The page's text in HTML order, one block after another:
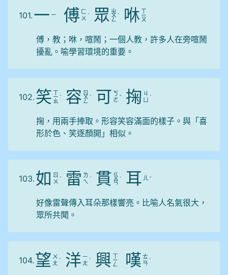
101. 一 ㄧ 傅 ㄈ
ㄨ ˋ 眾 ㄓ
ㄨ
ㄥ
ˋ 咻 ㄒ
ㄧ
ㄡ
傅，教；咻，喧鬧；一個人教，許多人在旁喧鬧
擾亂。喻學習環境的重要。
102. 笑 ㄒ
ㄧ
ㄠ
ˋ 容 ㄖ
ㄨ
ㄥ
ˊ 可 ㄎ
ㄜ ˇ 掬 ㄐ
ˊ
掬，用兩手捧取。形容笑容滿面的樣子。與「喜
形於色、笑逐顏開」相似。
103. 如 ㄖ
ㄨ ˊ 雷 ㄌ
ㄟ ˊ 貫 ㄍ
ㄨ
ㄢ
ˋ 耳 ㄦ ˇ
好像雷聲傳入耳朵那樣響亮。比喻人名氣很大，
眾所共聞。
104. 望 ㄨ
ㄤ ˋ 洋 ㄧ
ㄤ ˊ 興 ㄒ
ㄧ
ㄥ 嘆 ㄊ
ㄢ ˋ